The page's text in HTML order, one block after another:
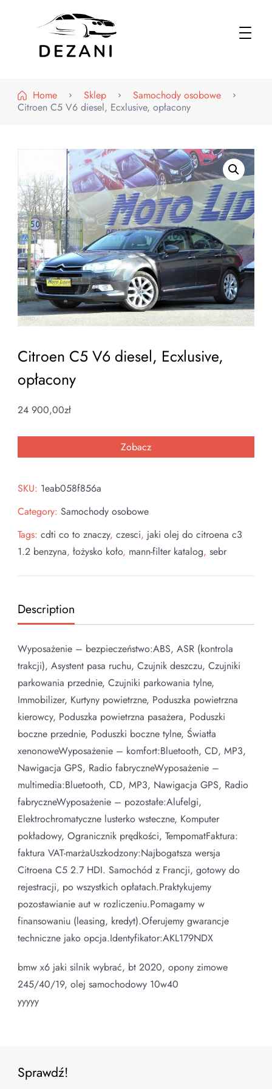
Home
Sklep
Samochody osobowe
Citroen C5 V6 diesel, Ecxlusive, opłacony
Citroen C5 V6 diesel, Ecxlusive,
opłacony
24 900,00zł
Zobacz
SKU: 1eab058f856a
Category: Samochody osobowe
Tags: cdti co to znaczy, czesci, jaki olej do citroena c3
1.2 benzyna, łożysko koło, mann-filter katalog, sebr
Description
Wyposażenie – bezpieczeństwo:ABS, ASR (kontrola
trakcji), Asystent pasa ruchu, Czujnik deszczu, Czujniki
parkowania przednie, Czujniki parkowania tylne,
Immobilizer, Kurtyny powietrzne, Poduszka powietrzna
kierowcy, Poduszka powietrzna pasażera, Poduszki
boczne przednie, Poduszki boczne tylne, Światła
xenonoweWyposażenie – komfort:Bluetooth, CD, MP3,
Nawigacja GPS, Radio fabryczneWyposażenie –
multimedia:Bluetooth, CD, MP3, Nawigacja GPS, Radio
fabryczneWyposażenie – pozostałe:Alufelgi,
Elektrochromatyczne lusterko wsteczne, Komputer
pokładowy, Ogranicznik prędkości, TempomatFaktura:
faktura VAT-marżaUszkodzony:Najbogatsza wersja
Citroena C5 2.7 HDI. Samochód z Francji, gotowy do
rejestracji, po wszystkich opłatach.Praktykujemy
pozostawianie aut w rozliczeniu.Pomagamy w
finansowaniu (leasing, kredyt).Oferujemy gwarancje
techniczne jako opcja.Identyfikator:AKL179NDX
bmw x6 jaki silnik wybrać, bt 2020, opony zimowe
245/40/19, olej samochodowy 10w40
yyyyy
Sprawdź!